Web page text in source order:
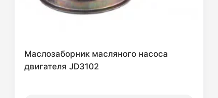
Маслозаборник масляного насоса
двигателя JD3102